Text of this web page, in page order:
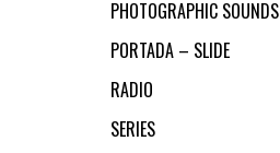
PHOTOGRAPHIC SOUNDS
PORTADA – SLIDE
RADIO
SERIES